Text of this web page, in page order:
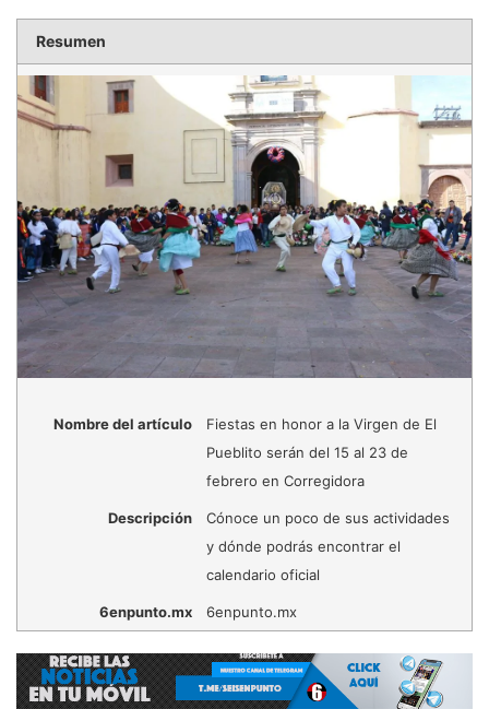
Resumen
Nombre del artículo
Fiestas en honor a la Virgen de El
Pueblito serán del 15 al 23 de
febrero en Corregidora
Descripción
Cónoce un poco de sus actividades
y dónde podrás encontrar el
calendario oficial
6enpunto.mx 6enpunto.mx